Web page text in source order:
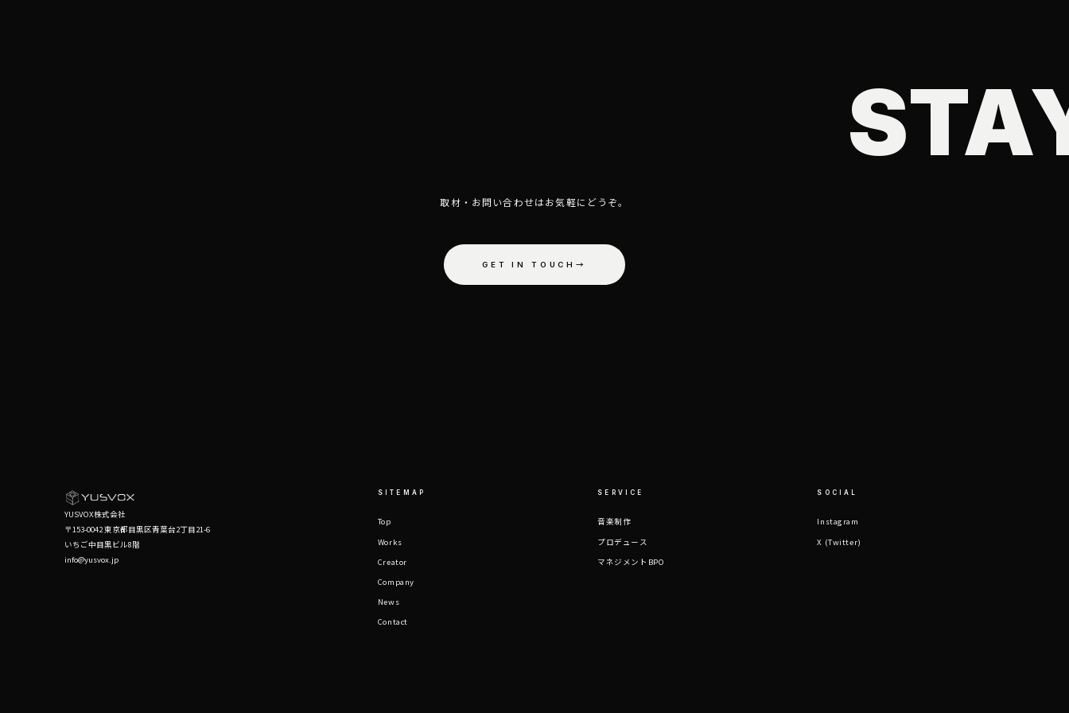
取材・お問い合わせはお気軽にどうぞ。
GET IN TOUCH→
YUSVOX株式会社
〒153-0042 東京都目黒区青葉台2丁目21-6
いちご中目黒ビル8階
info@yusvox.jp
SITEMAP
Top
Works
Creator
Company
News
Contact
SERVICE
音楽制作
プロデュース
マネジメントBPO
SOCIAL
Instagram
X (Twitter)